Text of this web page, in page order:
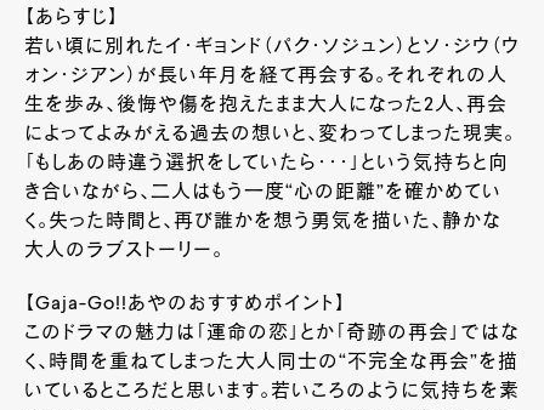
【あらすじ】
若い頃に別れたイ・ギョンド（パク・ソジュン）とソ・ジウ（ウ
ォン・ジアン）が長い年月を経て再会する。それぞれの人
生を歩み、後悔や傷を抱えたまま大人になった2人、再会
によってよみがえる過去の想いと、変わってしまった現実。
「もしあの時違う選択をしていたら・・・」という気持ちと向
き合いながら、二人はもう一度“心の距離”を確かめてい
く。失った時間と、再び誰かを想う勇気を描いた、静かな
大人のラブストーリー。
【Gaja-Go!!あやのおすすめポイント】
このドラマの魅力は「運命の恋」とか「奇跡の再会」ではな
く、時間を重ねてしまった大人同士の“不完全な再会”を描
いているところだと思います。若いころのように気持ちを素